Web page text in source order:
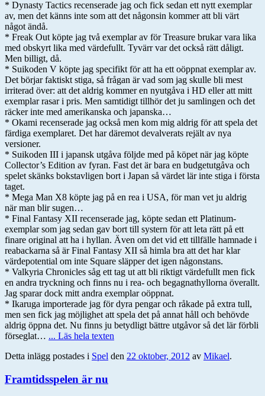
* Dynasty Tactics recenserade jag och fick sedan ett nytt exemplar
av, men det känns inte som att det någonsin kommer att bli värt
något ändå.
* Freak Out köpte jag två exemplar av för Treasure brukar vara lika
med obskyrt lika med värdefullt. Tyvärr var det också rätt dåligt.
Men billigt, då.
* Suikoden V köpte jag specifikt för att ha ett oöppnat exemplar av.
Det börjar faktiskt stiga, så frågan är vad som jag skulle bli mest
irriterad över: att det aldrig kommer en nyutgåva i HD eller att mitt
exemplar rasar i pris. Men samtidigt tillhör det ju samlingen och det
räcker inte med amerikanska och japanska…
* Okami recenserade jag också men kom mig aldrig för att spela det
färdiga exemplaret. Det har däremot devalverats rejält av nya
versioner.
* Suikoden III i japansk utgåva följde med på köpet när jag köpte
Collector’s Edition av fyran. Fast det är bara en budgetutgåva och
spelet skänks bokstavligen bort i Japan så värdet lär inte stiga i första
taget.
* Mega Man X8 köpte jag på en rea i USA, för man vet ju aldrig
när man blir sugen…
* Final Fantasy XII recenserade jag, köpte sedan ett Platinum-
exemplar som jag sedan gav bort till systern för att leta rätt på ett
finare original att ha i hyllan. Även om det vid ett tillfälle hamnade i
reabackarna så är Final Fantasy XII så himla bra att det har klar
värdepotential om inte Square släpper det igen någonstans.
* Valkyria Chronicles såg ett tag ut att bli riktigt värdefullt men fick
en andra tryckning och finns nu i rea- och begagnathyllorna överallt.
Jag sparar dock mitt andra exemplar oöppnat.
* Ikaruga importerade jag för dyra pengar och råkade på extra tull,
men sen fick jag möjlighet att spela det på annat håll och behövde
aldrig öppna det. Nu finns ju betydligt bättre utgåvor så det lär förbli
förseglat… ... Läs hela texten
Detta inlägg postades i Spel den 22 oktober, 2012 av Mikael.
Framtidsspelen är nu